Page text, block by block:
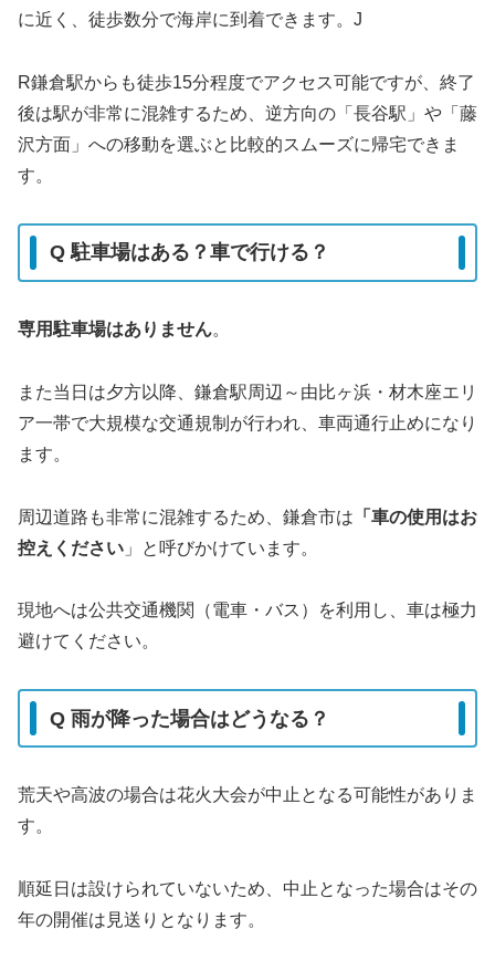
に近く、徒歩数分で海岸に到着できます。J
R鎌倉駅からも徒歩15分程度でアクセス可能ですが、終了
後は駅が非常に混雑するため、逆方向の「長谷駅」や「藤
沢方面」への移動を選ぶと比較的スムーズに帰宅できま
す。
Q 駐車場はある？車で行ける？
専用駐車場はありません。
また当日は夕方以降、鎌倉駅周辺～由比ヶ浜・材木座エリ
ア一帯で大規模な交通規制が行われ、車両通行止めになり
ます。
周辺道路も非常に混雑するため、鎌倉市は 「車の使用はお
控えください 」と呼びかけています。
現地へは公共交通機関（電車・バス）を利用し、車は極力
避けてください。
Q 雨が降った場合はどうなる？
荒天や高波の場合は花火大会が中止となる可能性がありま
す。
順延日は設けられていないため、中止となった場合はその
年の開催は見送りとなります。